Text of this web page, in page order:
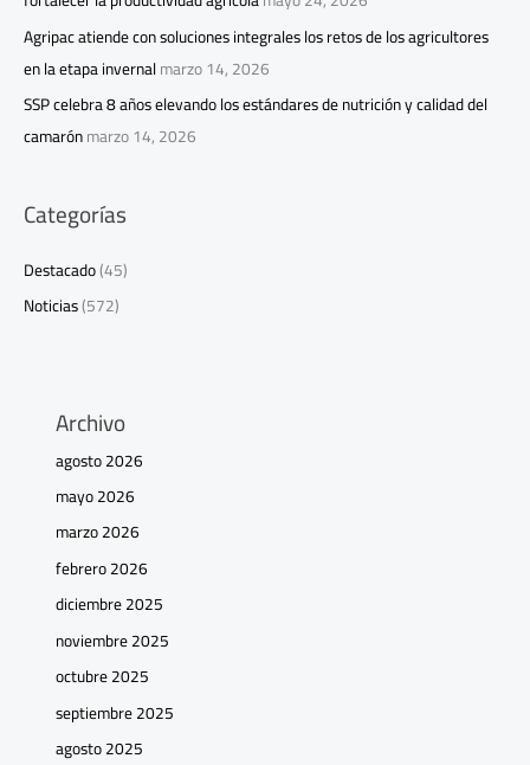
Agripac atiende con soluciones integrales los retos de los agricultores
en la etapa invernalmarzo 14, 2026
SSP celebra 8 años elevando los estándares de nutrición y calidad del
camarónmarzo 14, 2026
Categorías
Destacado(45)
Noticias(572)
Archivo
agosto 2026
mayo 2026
marzo 2026
febrero 2026
diciembre 2025
noviembre 2025
octubre 2025
septiembre 2025
agosto 2025